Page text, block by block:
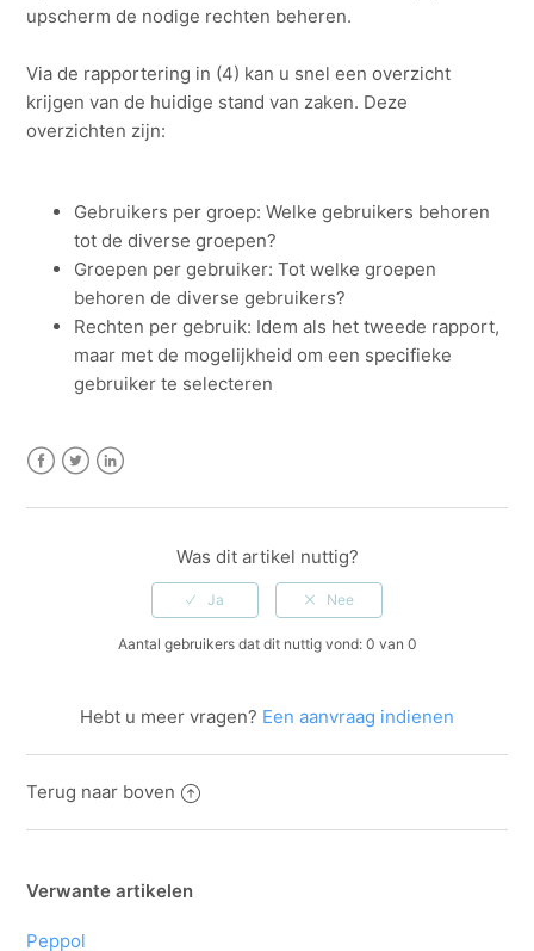
upscherm de nodige rechten beheren.
Via de rapportering in (4) kan u snel een overzicht
krijgen van de huidige stand van zaken. Deze
overzichten zijn:
Gebruikers per groep: Welke gebruikers behoren
tot de diverse groepen?
Groepen per gebruiker: Tot welke groepen
behoren de diverse gebruikers?
Rechten per gebruik: Idem als het tweede rapport,
maar met de mogelijkheid om een specifieke
gebruiker te selecteren
Was dit artikel nuttig?
Aantal gebruikers dat dit nuttig vond: 0 van 0
Hebt u meer vragen? Een aanvraag indienen
Terug naar boven
Verwante artikelen
Peppol